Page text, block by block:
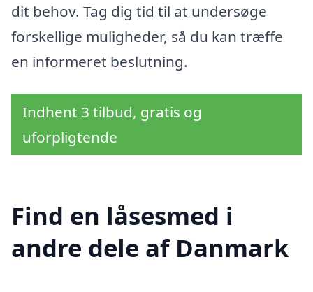
dit behov. Tag dig tid til at undersøge
forskellige muligheder, så du kan træffe
en informeret beslutning.
Indhent 3 tilbud, gratis og
uforpligtende
Find en låsesmed i
andre dele af Danmark